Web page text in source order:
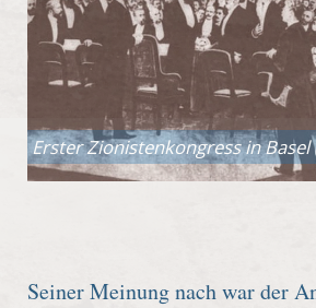
Erster Zionistenkongress in Basel
Seiner Meinung nach war der